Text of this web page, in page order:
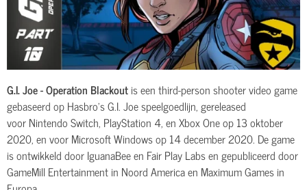
G.I. Joe - Operation Blackoutis een third-person shooter video game
gebaseerd op Hasbro's G.I. Joe speelgoedlijn, gereleased
voor Nintendo Switch, PlayStation 4, en Xbox One op 13 oktober
2020, en voor Microsoft Windows op 14 december 2020. De game
is ontwikkeld door IguanaBee en Fair Play Labs en gepubliceerd door
GameMill Entertainment in Noord America en Maximum Games in